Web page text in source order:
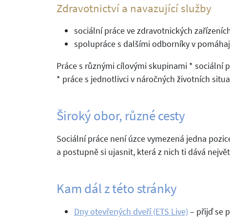
Zdravotnictví a navazující služby
sociální práce ve zdravotnických
spolupráce s dalšími odborníky v
Práce s různými cílovými skupinami * sociální
* práce s jednotlivci v náročných životních
Široký obor, různé cesty
Sociální práce není úzce vymezená jedna
a postupně si ujasnit, která z nich ti dává
Kam dál z této stránky
Dny otevřených dveří (ETS Live) – přijď se